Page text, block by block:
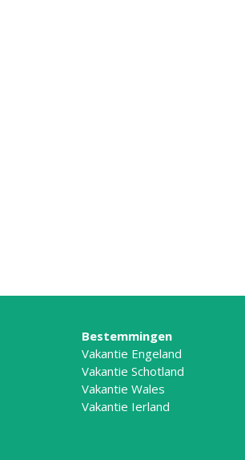
Bestemmingen
Vakantie Engeland
Vakantie Schotland
Vakantie Wales
Vakantie Ierland